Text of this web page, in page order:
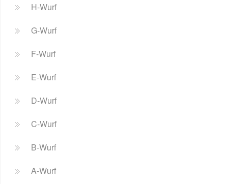
H-Wurf
G-Wurf
F-Wurf
E-Wurf
D-Wurf
C-Wurf
B-Wurf
A-Wurf